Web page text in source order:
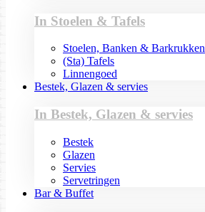
In Stoelen & Tafels
Stoelen, Banken & Barkrukken
(Sta) Tafels
Linnengoed
Bestek, Glazen & servies
In Bestek, Glazen & servies
Bestek
Glazen
Servies
Servetringen
Bar & Buffet